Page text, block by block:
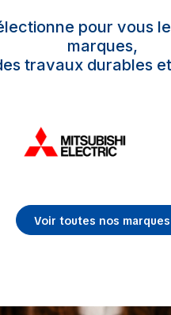
pour vous
marques,
travaux durables
Voir toutes nos marques